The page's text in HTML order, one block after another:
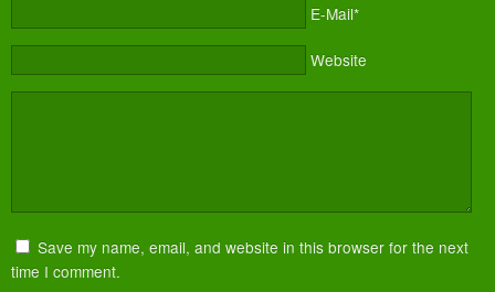
E-Mail*
Website
Save my name, email, and website in this browser for the next
time I comment.